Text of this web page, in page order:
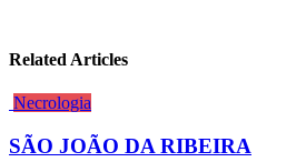
Related Articles
Necrologia
SÃO JOÃO DA RIBEIRA